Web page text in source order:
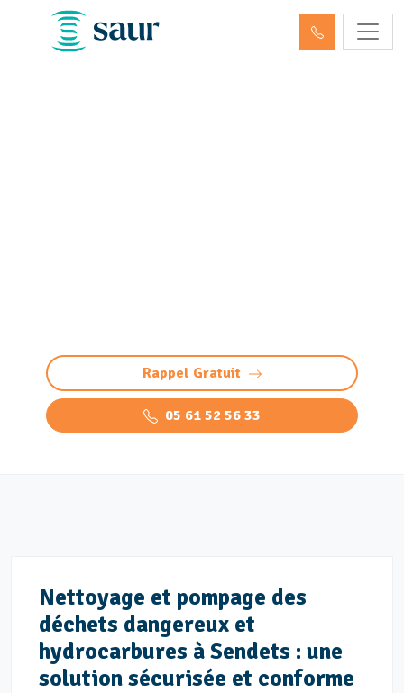
Rappel Gratuit
05 61 52 56 33
Nettoyage et pompage des
déchets dangereux et
hydrocarbures à Sendets : une
solution sécurisée et conforme